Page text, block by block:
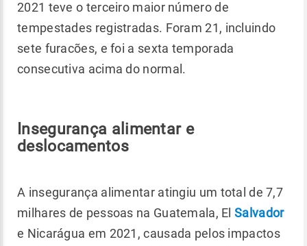
2021 teve o terceiro maior número de
tempestades registradas. Foram 21, incluindo
sete furacões, e foi a sexta temporada
consecutiva acima do normal.
Insegurança alimentar e
deslocamentos
A insegurança alimentar atingiu um total de 7,7
milhares de pessoas na Guatemala, ElSalvador
e Nicarágua em 2021, causada pelos impactos